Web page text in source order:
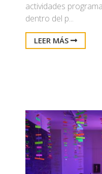
actividades
dentro del p...
LEER MÁS